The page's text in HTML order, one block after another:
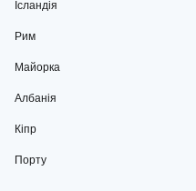
Ісландія
Рим
Майорка
Албанія
Кіпр
Порту